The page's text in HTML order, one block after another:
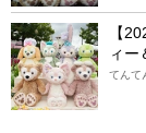
【
ィー
てんて